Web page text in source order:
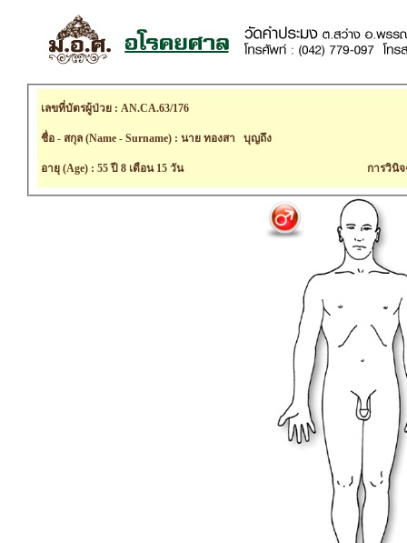
เลขที่บัตรผู้ป่วย : AN.CA.63/176
ชื่อ - สกุล (Name - Surname) : นาย ทองสา บุญถึง
อายุ (Age) : 55 ปี 8 เดือน 15 วัน การวินิ